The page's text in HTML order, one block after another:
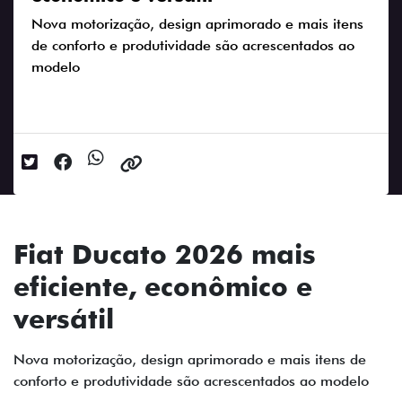
Nova motorização, design aprimorado e mais itens
de conforto e produtividade são acrescentados ao
modelo
Fiat Ducato 2026 mais
eficiente, econômico e
versátil
Nova motorização, design aprimorado e mais itens de
conforto e produtividade são acrescentados ao modelo